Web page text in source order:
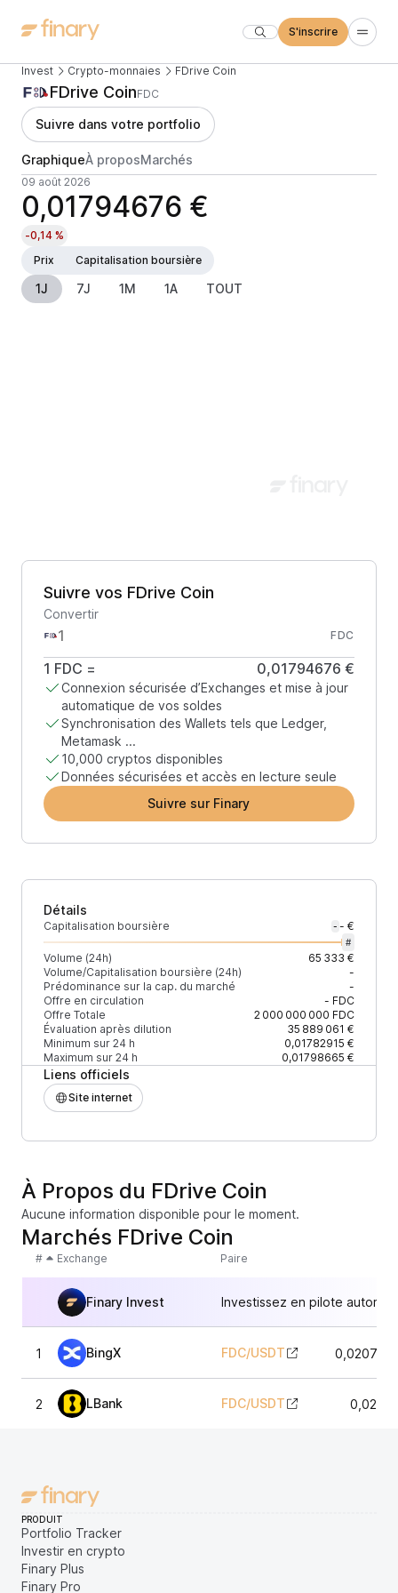
S'inscrire
Invest Crypto-monnaies FDrive Coin
FDrive CoinFDC
Suivre dans votre portfolio
GraphiqueÀ proposMarchés
09 août 2026
0,01794676 €
-0,14 %
Prix
Capitalisation boursière
1J 7J 1M 1A TOUT
Suivre vos FDrive Coin
Convertir
FDC
1 FDC = 0,01794676 €
Connexion sécurisée d’Exchanges et mise à jour
automatique de vos soldes
Synchronisation des Wallets tels que Ledger,
Metamask ...
10,000 cryptos disponibles
Données sécurisées et accès en lecture seule
Suivre sur Finary
Détails
Capitalisation boursière - - €
#
Volume (24h)
65 333 €
Volume/Capitalisation boursière (24h)
-
Prédominance sur la cap. du marché
-
Offre en circulation
- FDC
Offre Totale
2 000 000 000 FDC
Évaluation après dilution
35 889 061 €
Minimum sur 24 h
0,01782915 €
Maximum sur 24 h
0,01798665 €
Liens officiels
Site internet
À Propos du FDrive Coin
Aucune information disponible pour le moment.
Marchés FDrive Coin
# Exchange Paire
Finary Invest Investissez en pilote
1 BingX FDC/USDT
2 LBank FDC/USDT
PRODUIT
Portfolio Tracker
Investir en crypto
Finary Plus
Finary Pro